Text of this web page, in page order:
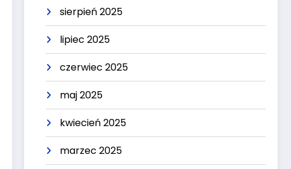
sierpień 2025
lipiec 2025
czerwiec 2025
maj 2025
kwiecień 2025
marzec 2025